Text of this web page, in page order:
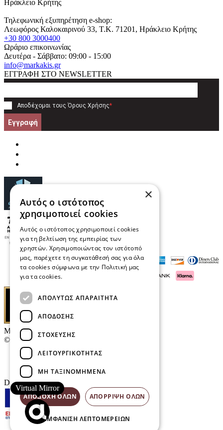
Ηράκλειο Κρήτης
Τηλεφωνική εξυπηρέτηση e-shop:
Λεωφόρος Καλοκαιρινού 33, T.K. 71201, Ηράκλειο Κρήτης
+30 800 3000400
Ωράριο επικοινωνίας
Δευτέρα - Σάββατο: 09:00 - 15:00
info@markakis.gr
ΕΓΓΡΑΦΗ ΣΤΟ NEWSLETTER
Αποδέχομαι τους Όρους Χρήσης*
Εγγραφή
Μαρκάκης Οπτικά
© 2026
Επικοινωνία
E-Volution Awards
Designed & developed by
Virtual Mirror
×
Αυτός ο ιστότοπος
χρησιμοποιεί cookies
Αυτός ο ιστότοπος χρησιμοποιεί cookies
για τη βελτίωση της εμπειρίας των
χρηστών. Χρησιμοποιώντας τον ιστότοπό
μας, παρέχετε τη συγκατάθεσή σας για όλα
τα cookies σύμφωνα με την Πολιτική μας
για τα cookies.
ΑΠΟΛΎΤΩΣ ΑΠΑΡΑΊΤΗΤΑ
ΑΠΌΔΟΣΗΣ
ΣΤΌΧΕΥΣΗΣ
ΛΕΙΤΟΥΡΓΙΚΌΤΗΤΑΣ
ΜΗ ΤΑΞΙΝΟΜΗΜΈΝΑ
ΑΠΟΔΟΧΉ ΌΛΩΝ ΑΠΌΡΡΙΨΗ ΌΛΩΝ
ΕΜΦΆΝΙΣΗ ΛΕΠΤΟΜΕΡΕΙΏΝ